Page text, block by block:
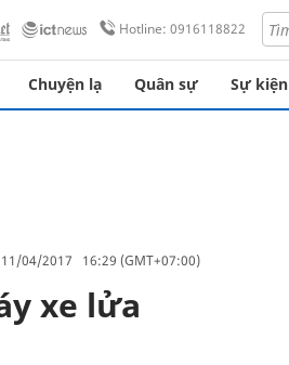
Hotline: 0916118822
Chuyện lạ Quân sự Sự kiện
11/04/2017 16:29 (GMT+07:00)
xe lửa